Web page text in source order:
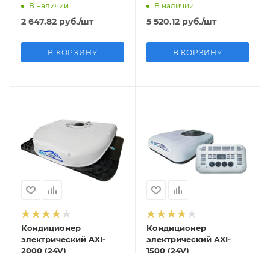
В наличии
2 647.82 руб./шт
В КОРЗИНУ
В наличии
5 520.12руб./шт
В КОРЗИНУ
Кондиционер
электрический AXI-
2000 (24V)
Кондиционер
электрический AXI-
1500 (24V)